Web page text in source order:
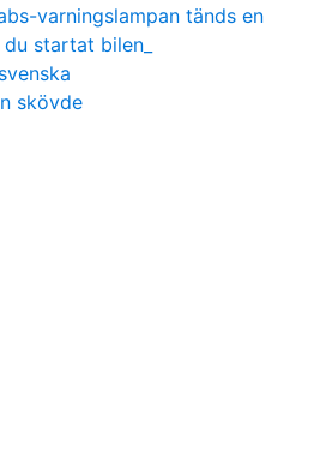
varningslampan tänds en
startat bilen_
skövde